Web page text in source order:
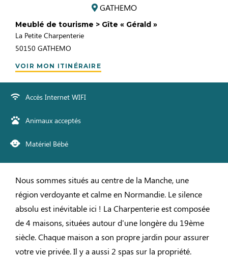
GATHEMO
Meublé de tourisme > Gîte « Gérald »
La Petite Charpenterie
50150 GATHEMO
VOIR MON ITINÉRAIRE
Accès Internet WIFI
Animaux acceptés
Matériel Bébé
Nous sommes situés au centre de la Manche, une
région verdoyante et calme en Normandie. Le silence
absolu est inévitable ici ! La Charpenterie est composée
de 4 maisons, situées autour d'une longère du 19ème
siècle. Chaque maison a son propre jardin pour assurer
votre vie privée. Il y a aussi 2 spas sur la propriété.